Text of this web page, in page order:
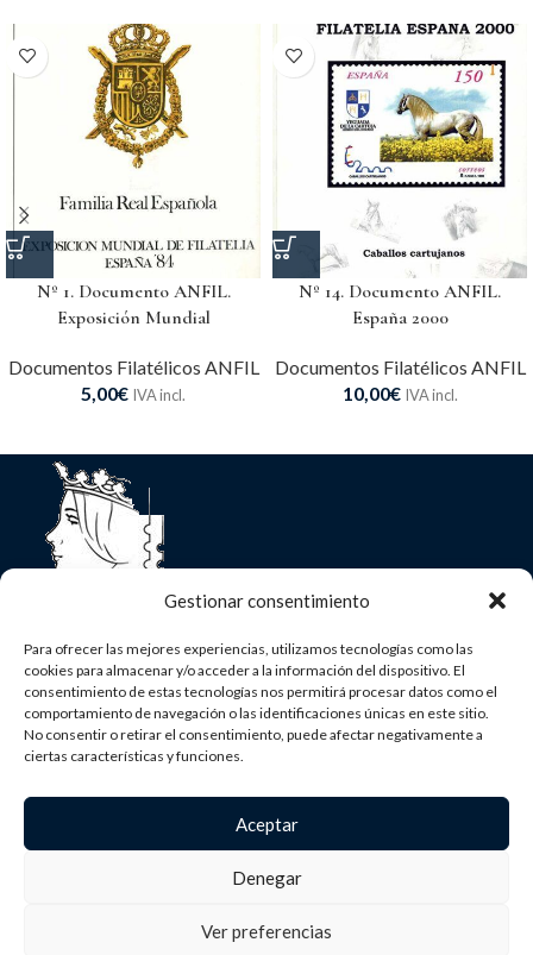
Gestionar consentimiento
Para ofrecer las mejores experiencias, utilizamos tecnologías como las
cookies para almacenar y/o acceder a la información del dispositivo. El
consentimiento de estas tecnologías nos permitirá procesar datos como el
comportamiento de navegación o las identificaciones únicas en este sitio.
No consentir o retirar el consentimiento, puede afectar negativamente a
ciertas características y funciones.
Aceptar
Denegar
Ver preferencias
Nº 1. Documento ANFIL.
Exposición Mundial
Documentos Filatélicos ANFIL
5,00€ IVA incl.
Nº 14. Documento ANFIL.
España 2000
Documentos Filatélicos ANFIL
10,00€ IVA incl.
Asociación Nacional de Filatelia
C/ Mayor, 18 - 2ºDcha 28013 - Madrid
(+34) 91 366 46 60
secretaria@anfil.org
«Financiado por la Unión Europea- NextGenerationEU»
MENU
2025 ® DISEÑADO PORBRANDMEDIA